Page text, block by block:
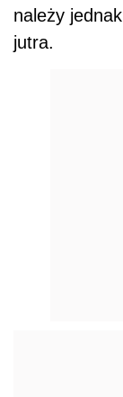
należy
jutra.